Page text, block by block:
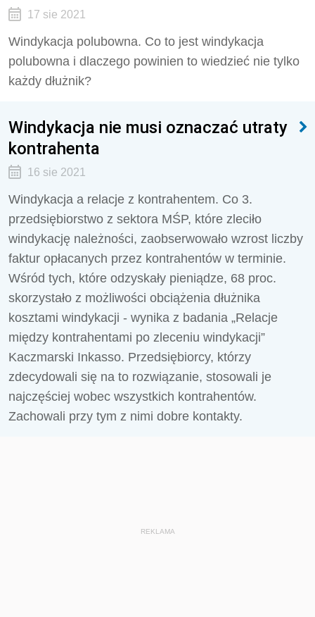
17 sie 2021
Windykacja polubowna. Co to jest windykacja
polubowna i dlaczego powinien to wiedzieć nie tylko
każdy dłużnik?
Windykacja nie musi oznaczać utraty
kontrahenta
16 sie 2021
Windykacja a relacje z kontrahentem. Co 3.
przedsiębiorstwo z sektora MŚP, które zleciło
windykację należności, zaobserwowało wzrost liczby
faktur opłacanych przez kontrahentów w terminie.
Wśród tych, które odzyskały pieniądze, 68 proc.
skorzystało z możliwości obciążenia dłużnika
kosztami windykacji - wynika z badania „Relacje
między kontrahentami po zleceniu windykacji”
Kaczmarski Inkasso. Przedsiębiorcy, którzy
zdecydowali się na to rozwiązanie, stosowali je
najczęściej wobec wszystkich kontrahentów.
Zachowali przy tym z nimi dobre kontakty.
REKLAMA